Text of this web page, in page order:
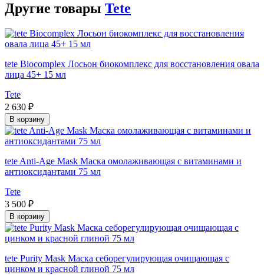
Другие товары Tete
tete Biocomplex Лосьон биокомплекс для восстановления овала
лица 45+ 15 мл
Tete
2 630 ₽
В корзину
tete Anti-Age Mask Маска омолаживающая с витаминами и
антиоксидантами 75 мл
Tete
3 500 ₽
В корзину
tete Purity Mask Маска себорегулирующая очищающая с
цинком и красной глиной 75 мл